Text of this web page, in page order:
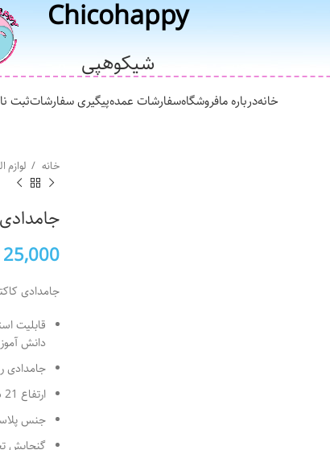
Chicohappy
شیکوهپی
خانهدرباره مافروشگاهسفارشات عمدهپیگیری سفارشاتثبت
خانه
لوازم
جامدادی
قابلیت
دانش
جامدادی
ارتفاع 21 سانتیمتر و عرض 5.5 سانتیمتر
جنس
گنجایش